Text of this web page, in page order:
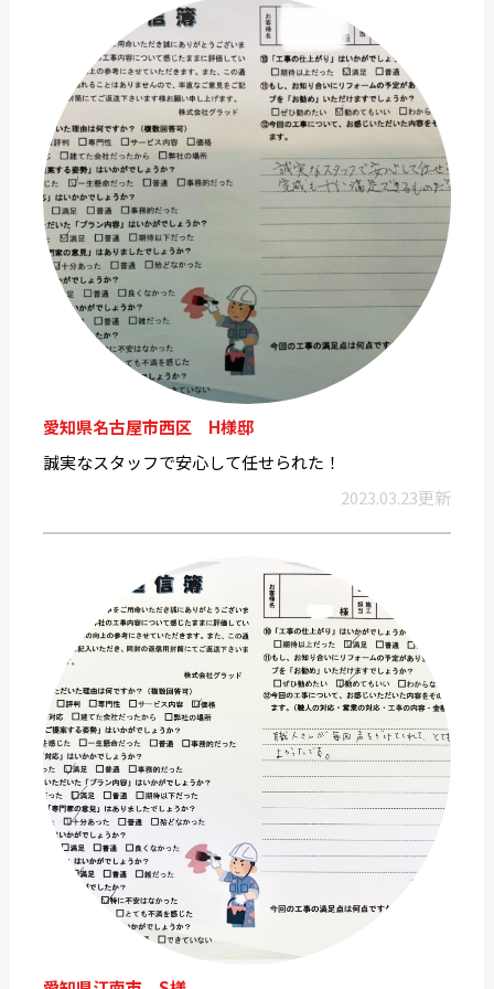
愛知県名古屋市西区 H様邸
誠実なスタッフで安心して任せられた！
2023.03.23更新